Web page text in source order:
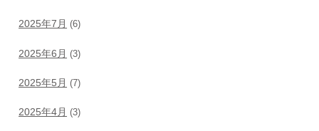
2025年7月 (6)
2025年6月 (3)
2025年5月 (7)
2025年4月 (3)